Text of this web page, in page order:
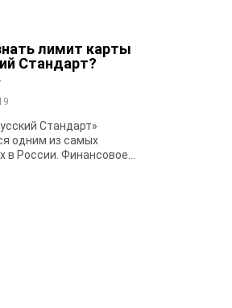
лимит карты
Стандарт?
Стандарт»
одним из самых
в России. Финансовое...